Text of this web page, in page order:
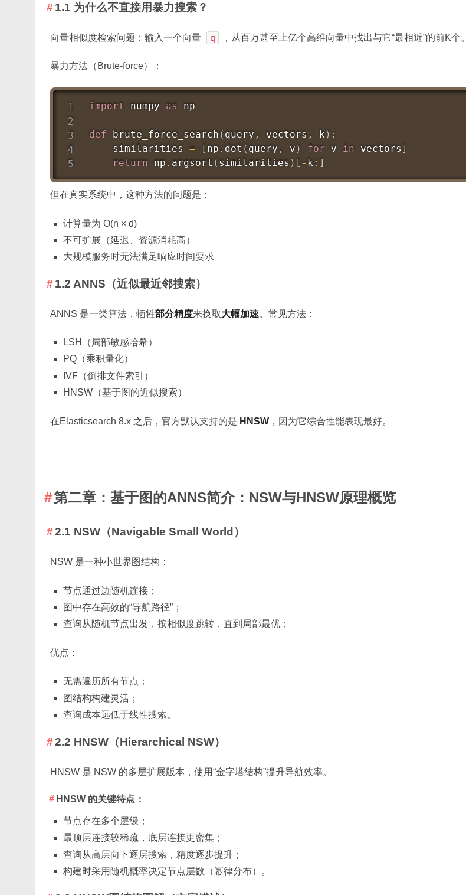
1.1 为什么不直接用暴力搜索？
向量相似度检索问题：输入一个向量 q ，从百万甚至上亿个高维向量中找出与它“最相近”的前K个。
暴力方法（Brute-force）：
import numpy as np
def brute_force_search ( query , vectors , k) :
    similarities
= [ np . dot ( query , v ) for v in vectors ]
return np . argsort ( similarities ) [ - k: ]
但在真实系统中，这种方法的问题是：
计算量为 O(n × d)
不可扩展（延迟、资源消耗高）
大规模服务时无法满足响应时间要求
1.2 ANNS（近似最近邻搜索）
ANNS 是一类算法，牺牲部分精度来换取大幅加速。常见方法：
LSH（局部敏感哈希）
PQ（乘积量化）
IVF（倒排文件索引）
HNSW（基于图的近似搜索）
在Elasticsearch 8.x 之后，官方默认支持的是 HNSW ，因为它综合性能表现最好。
第二章：基于图的ANNS简介：NSW与HNSW原理概览
2.1 NSW（Navigable Small World）
NSW 是一种小世界图结构：
节点通过边随机连接；
图中存在高效的“导航路径”；
查询从随机节点出发，按相似度跳转，直到局部最优；
优点：
无需遍历所有节点；
图结构构建灵活；
查询成本远低于线性搜索。
2.2 HNSW（Hierarchical NSW）
HNSW 是 NSW 的多层扩展版本，使用“金字塔结构”提升导航效率。
HNSW 的关键特点：
节点存在多个层级；
最顶层连接较稀疏，底层连接更密集；
查询从高层向下逐层搜索，精度逐步提升；
构建时采用随机概率决定节点层数（幂律分布）。